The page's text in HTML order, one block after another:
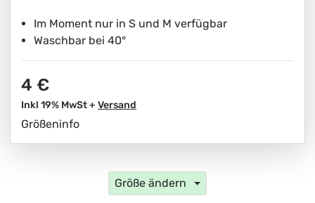
Im Moment nur in S und M verfügbar
Waschbar bei 40°
4 €
Inkl 19% MwSt + Versand
Größeninfo
Größe ändern